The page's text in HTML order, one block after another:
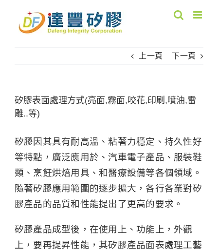
content
上一頁 下一頁
矽膠表面處理方式(亮面,霧面,咬花,印刷,噴油,雷
雕..等)
矽膠因其具有耐高溫、粘著力穩定、持久性好
等特點，廣泛應用於、汽車電子產品、服裝鞋
類、烹飪烘焙用具、和醫療設備等各個領域。
隨著矽膠應用範圍的逐步擴大，各行各業對矽
膠產品的品質和性能提出了更高的要求。
矽膠產品成型後，在使用上、功能上，外觀
上，要再提昇性能，其矽膠產品面表處理工藝